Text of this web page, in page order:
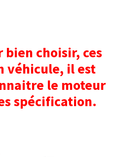
choisir, ces
véhicule, il est
le moteur
spécification.